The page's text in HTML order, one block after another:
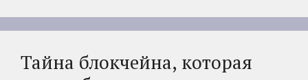
Тайна блокчейна, которая